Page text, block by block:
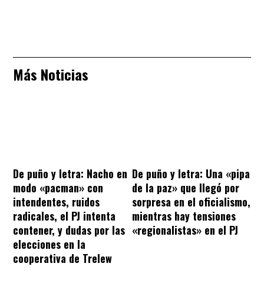
Más Noticias
De puño y letra: Nacho en
modo «pacman» con
intendentes, ruidos
radicales, el PJ intenta
contener, y dudas por las
elecciones en la
cooperativa de Trelew
De puño y letra: Una «pipa
de la paz» que llegó por
sorpresa en el oficialismo,
mientras hay tensiones
«regionalistas» en el PJ